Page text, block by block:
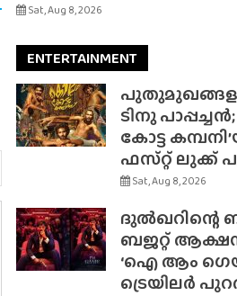
Sat, Aug 8, 2026
ENTERTAINMENT
ടിനു
കോട്ട
ഫസ്‌റ്റ് ലുക്ക്
Sat, Aug 8, 2026
ദുൽഖറിന്റെ
ബജറ്റ് ആക്ഷൻ
‘ഐ ആം
ട്രെയിലർ